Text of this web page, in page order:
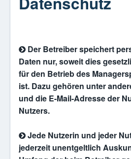
Der Betreiber speichert
Daten nur, soweit dies
für den Betrieb des
ist. Dazu gehören unter
und die E-Mail-Adresse der
Nutzers.
Jede Nutzerin und jeder
jederzeit unentgeltlich